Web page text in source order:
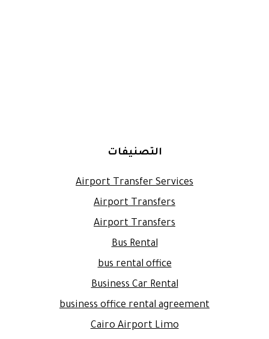
التصنيفات
Airport Transfer Services
Airport Transfers
Airport Transfers
Bus Rental
bus rental office
Business Car Rental
business office rental agreement
Cairo Airport Limo